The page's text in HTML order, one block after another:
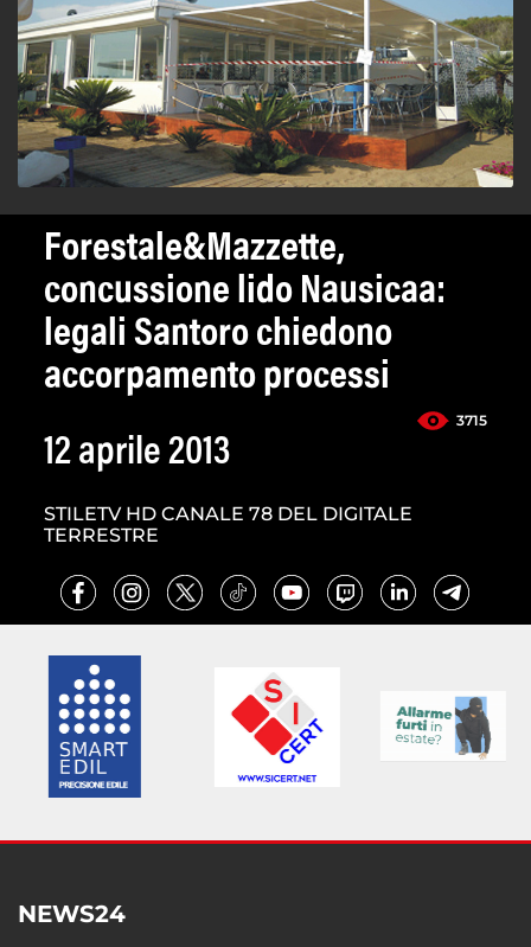
Forestale&Mazzette,
concussione lido Nausicaa:
legali Santoro chiedono
accorpamento processi
3715
12 aprile 2013
STILETV HD CANALE 78 DEL DIGITALE
TERRESTRE
NEWS24